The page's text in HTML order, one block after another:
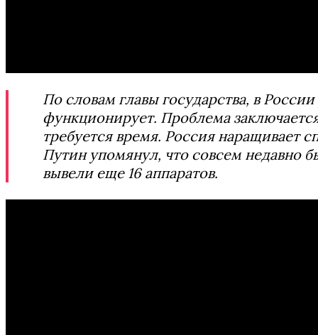
По словам главы государства, в
функционирует. Проблема
требуется время. Россия наращивает
Путин упомянул, что совсем недавно
вывели еще 16 аппаратов.